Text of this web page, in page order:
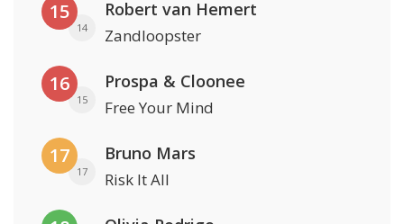
15
14
Robert van Hemert
Zandloopster
16
15
Prospa & Cloonee
Free Your Mind
17
17
Bruno Mars
Risk It All